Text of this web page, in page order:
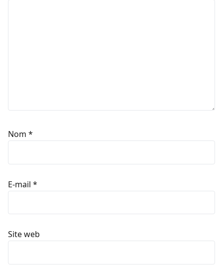
Nom *
E-mail *
Site web